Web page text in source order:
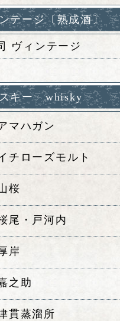
テージ〔熟成酒〕
ヴィンテージ
キー whisky
マハガン
チローズモルト
桜
尾・戸河内
岸
之助
貫蒸溜所